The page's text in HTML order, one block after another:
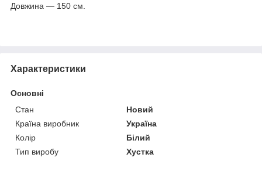
Довжина — 150 см.
Характеристики
Основні
Стан
Новий
Країна виробник
Україна
Колір
Білий
Тип виробу
Хустка